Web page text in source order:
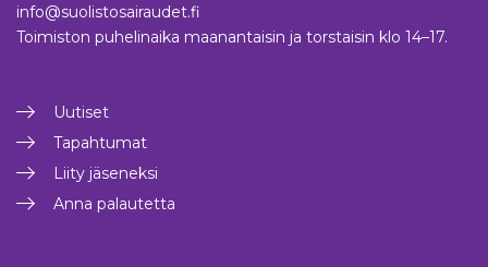
info@suolistosairaudet.fi
Toimiston puhelinaika maanantaisin ja torstaisin klo 14–17.
Uutiset
Tapahtumat
Liity jäseneksi
Anna palautetta